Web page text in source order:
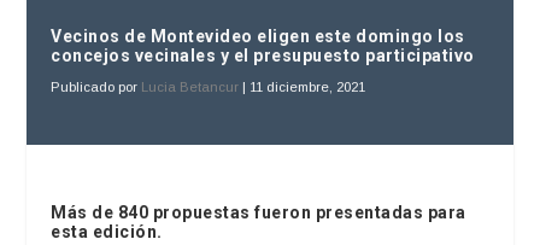
Vecinos de Montevideo eligen este domingo los
concejos vecinales y el presupuesto participativo
Publicado por Lucia Betancur | 11 diciembre, 2021
Más de 840 propuestas fueron presentadas para
esta edición.